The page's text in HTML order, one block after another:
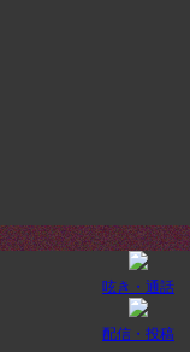
呟き・通話
配信・投稿